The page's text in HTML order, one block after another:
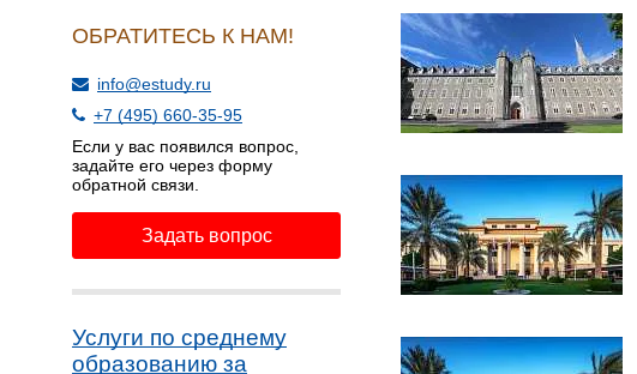
ОБРАТИТЕСЬ К НАМ!
info@estudy.ru
+7 (495) 660-35-95
Если у вас появился вопрос,
задайте его через форму
обратной связи.
Задать вопрос
Услуги по среднему
образованию за